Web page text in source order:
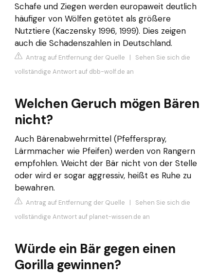
Schafe und Ziegen werden europaweit deutlich
häufiger von Wölfen getötet als größere
Nutztiere (Kaczensky 1996, 1999). Dies zeigen
auch die Schadenszahlen in Deutschland.
Antrag auf Entfernung der Quelle | Sehen Sie sich die
vollständige Antwort auf dbb-wolf.de an
Welchen Geruch mögen Bären
nicht?
Auch Bärenabwehrmittel (Pfefferspray,
Lärmmacher wie Pfeifen) werden von Rangern
empfohlen. Weicht der Bär nicht von der Stelle
oder wird er sogar aggressiv, heißt es Ruhe zu
bewahren.
Antrag auf Entfernung der Quelle | Sehen Sie sich die
vollständige Antwort auf planet-wissen.de an
Würde ein Bär gegen einen
Gorilla gewinnen?